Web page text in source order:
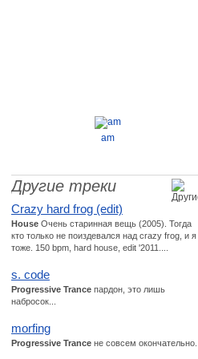
am
Другие треки
Crazy hard frog (edit)
House Очень старинная вещь (2005). Тогда
кто только не поиздевался над crazy frog, и я
тоже. 150 bpm, hard house, edit '2011....
s. code
Progressive Trance пардон, это лишь
набросок...
morfing
Progressive Trance не совсем окончательно...